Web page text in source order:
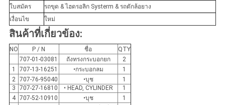
ใบสมัคร
รถขุด & ไฮดรอลิก Systerm & รถตักล้อยาง
เงื่อนไข
ใหม่
สินค้าที่เกี่ยวข้อง:
NO P / N ชื่อ
QTY
707-01-03081
ถังทรงกระบอกยก
2
1
707-13-16251 •กระบอกลม
1
2 707-76-95040 •บุช
1
3
707-27-16810 • HEAD, CYLINDER
1
4 707-52-10910 •บุช
1